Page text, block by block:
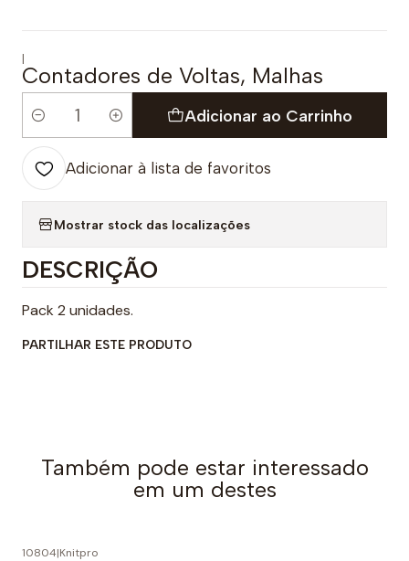
|
Contadores de Voltas, Malhas
Quantidade
Adicionar ao Carrinho
Adicionar à lista de favoritos
Mostrar stock das localizações
DESCRIÇÃO
Pack 2 unidades.
PARTILHAR ESTE PRODUTO
Também pode estar interessado
em um destes
10804|Knitpro